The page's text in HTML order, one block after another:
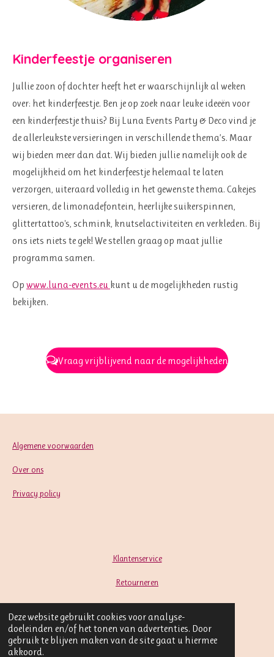
Deze website gebruikt cookies voor analyse-
doeleinden en/of het tonen van advertenties. Door
gebruik te blijven maken van de site gaat u hiermee
akkoord.
Kinderfeestje organiseren
Jullie zoon of dochter heeft het er waarschijnlijk al weken
over: het kinderfeestje. Ben je op zoek naar leuke ideeën voor
een kinderfeestje thuis? Bij Luna Events Party & Deco vind je
de allerleukste versieringen in verschillende thema’s. Maar
wij bieden meer dan dat. Wij bieden jullie namelijk ook de
mogelijkheid om het kinderfeestje helemaal te laten
verzorgen, uiteraard volledig in het gewenste thema. Cakejes
versieren, de limonadefontein, heerlijke suikerspinnen,
glittertattoo's, schmink, knutselactiviteiten en verkleden. Bij
ons iets niets te gek! We stellen graag op maat jullie
programma samen.
Op www.luna-events.eu kunt u de mogelijkheden rustig
bekijken.
Vraag vrijblijvend naar de mogelijkheden
Algemene voorwaarden
Over ons
Privacy policy
Klantenservice
Retourneren
Contact